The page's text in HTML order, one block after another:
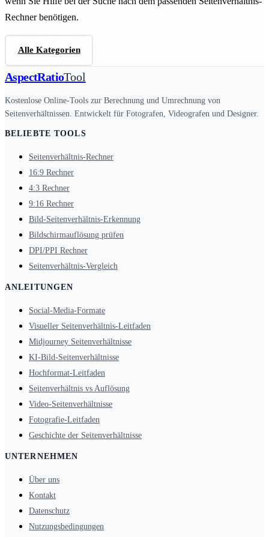
Rechner benötigen.
Alle Kategorien
AspectRatioTool
Kostenlose Online-Tools zur Berechnung und Umrechnung von
Seitenverhältnissen. Entwickelt für Fotografen, Videografen und Designer.
BELIEBTE TOOLS
Seitenverhältnis-Rechner
16:9 Rechner
4:3 Rechner
9:16 Rechner
Bild-Seitenverhältnis-Erkennung
Bildschirmauflösung prüfen
DPI/PPI Rechner
Seitenverhältnis-Vergleich
ANLEITUNGEN
Social-Media-Formate
Visueller Seitenverhältnis-Leitfaden
Midjourney Seitenverhältnisse
KI-Bild-Seitenverhältnisse
Hochformat-Leitfaden
Seitenverhältnis vs Auflösung
Video-Seitenverhältnisse
Fotografie-Leitfaden
Geschichte der Seitenverhältnisse
UNTERNEHMEN
Über uns
Kontakt
Datenschutz
Nutzungsbedingungen